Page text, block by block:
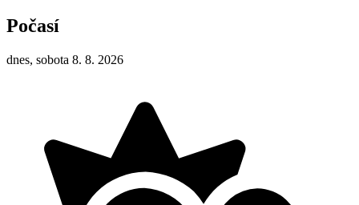
Počasí
dnes, sobota 8. 8. 2026